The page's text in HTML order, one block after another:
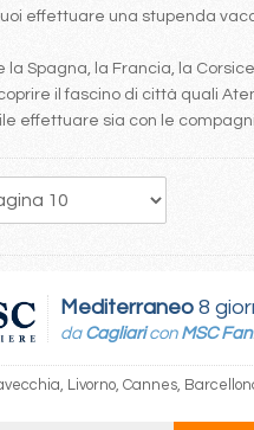
effettuare una stupenda
Spagna, la Francia, la
il fascino di città quali
effettuare sia con le
151 153
Mediterraneo 8
da Cagliaricon MSC
Livorno, Cannes,